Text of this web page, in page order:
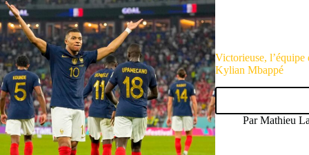
Victorieuse, l’équipe
Kylian Mbappé
Par Mathieu